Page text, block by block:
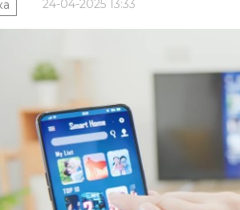
24-04-2025 13:33